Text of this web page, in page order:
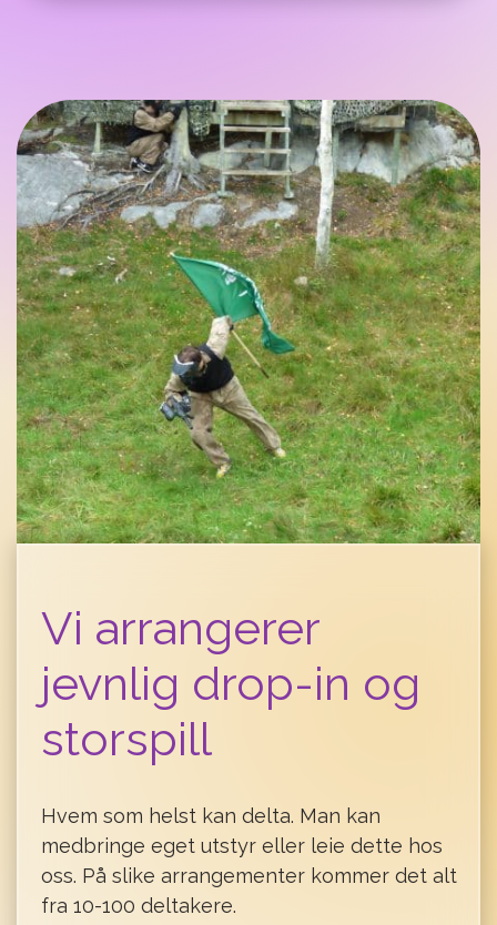
Vi arrangerer
jevnlig drop-in og
storspill
Hvem som helst kan delta. Man kan
medbringe eget utstyr eller leie dette hos
oss. På slike arrangementer kommer det alt
fra 10-100 deltakere.